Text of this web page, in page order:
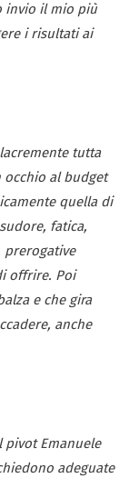
invio il mio più
i risultati ai
tutta
occhio al budget
quella di
fatica,
prerogative
offrire. Poi
e che gira
anche
Emanuele
adeguate